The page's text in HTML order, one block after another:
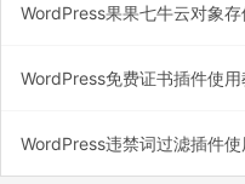
WordPress果果七牛云对象
WordPress免费证书插件使用
WordPress违禁词过滤插件使